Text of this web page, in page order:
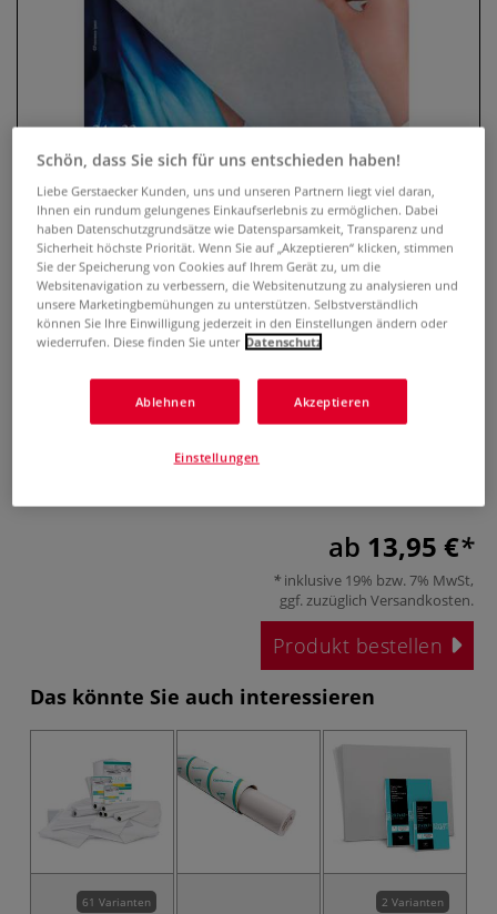
Clairefontaine Pergaminepapier
Block – 30 Blatt
0 Bewertungen
Zeichnungen, Fotos & Dokumenten. 30 Blatt, säurefrei & pH-
ab 13,95 €
inklusive 19% bzw. 7% MwSt,
ggf. zuzüglich Versandkosten.
Produkt bestellen
Das könnte Sie auch interessieren
61 Varianten 2 Varianten
Schön, dass Sie sich für uns entschieden haben!
Liebe Gerstaecker Kunden, uns und unseren Partnern liegt viel daran,
Ihnen ein rundum gelungenes Einkaufserlebnis zu ermöglichen. Dabei
haben Datenschutzgrundsätze wie Datensparsamkeit, Transparenz und
Sicherheit höchste Priorität. Wenn Sie auf „Akzeptieren“ klicken, stimmen
Sie der Speicherung von Cookies auf Ihrem Gerät zu, um die
Websitenavigation zu verbessern, die Websitenutzung zu analysieren und
unsere Marketingbemühungen zu unterstützen. Selbstverständlich
können Sie Ihre Einwilligung jederzeit in den Einstellungen ändern oder
wiederrufen. Diese finden Sie unter Datenschutz
Ablehnen Akzeptieren
Einstellungen